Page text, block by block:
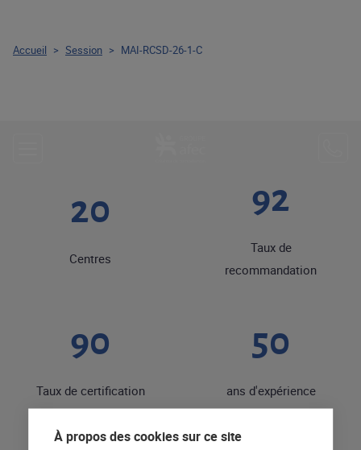
20
Centres
92
Taux de
recommandation
90
Taux de certification
50
ans d'expérience
Accueil > Session > MAI-RCSD-26-1-C
À propos des cookies sur ce site